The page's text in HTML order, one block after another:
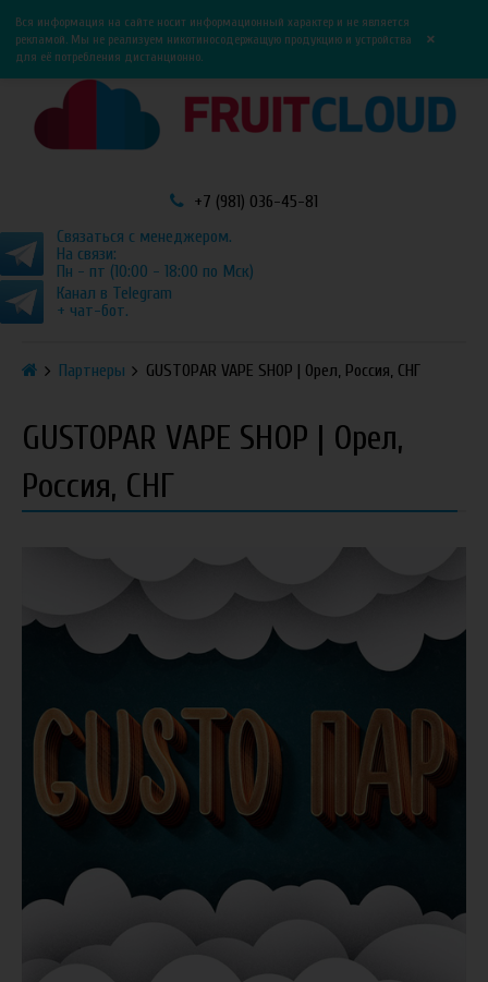
0
Вся информация на сайте носит информационный характер и не является
рекламой. Мы не реализуем никотиносодержащую продукцию и устройства
для её потребления дистанционно.
×
+7 (981) 036-45-81
Связаться с менеджером.
На связи:
Пн - пт (10:00 - 18:00 по Мск)
Канал в Telegram
+ чат-бот.
Партнеры GUSTOPAR VAPE SHOP | Орел, Россия, СНГ
GUSTOPAR VAPE SHOP | Орел,
Россия, СНГ